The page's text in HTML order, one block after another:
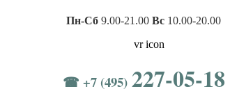
Пн-Сб 9.00-21.00 Вс 10.00-20.00
☎ +7 (495) 227-05-18